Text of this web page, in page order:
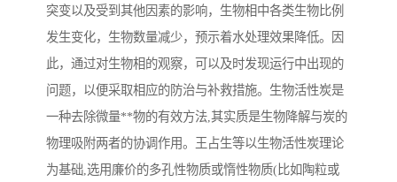
突变以及受到其他因素的影响，生物相中各类生物比例
发生变化，生物数量减少，预示着水处理效果降低。因
此，通过对生物相的观察，可以及时发现运行中出现的
问题，以便采取相应的防治与补救措施。生物活性炭是
一种去除微量**物的有效方法,其实质是生物降解与炭的
物理吸附两者的协调作用。王占生等以生物活性炭理论
为基础,选用廉价的多孔性物质或惰性物质(比如陶粒或
备
汽车污水处理设备 你猜生活污水处理设备
农村生活污水处理设备 玻璃钢污水处理设备
疗养院污水处理设备 屠宰场污水处理
生活污水处理设备 医疗污水处理设备